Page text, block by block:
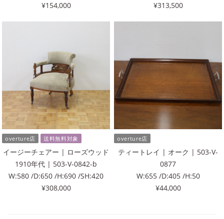
¥154,000
¥313,500
overture店 送料無料対象
イージーチェアー | ローズウッド
1910年代 | 503-V-0842-b
W:580 /D:650 /H:690 /SH:420
¥308,000
overture店
ティートレイ | オーク | 503-V-
0877
W:655 /D:405 /H:50
¥44,000